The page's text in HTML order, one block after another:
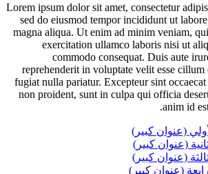
Lorem ipsum dolor sit amet, consectetur
sed do eiusmod tempor incididunt ut
magna aliqua. Ut enim ad minim veniam,
exercitation ullamco laboris nisi ut
commodo consequat. Duis aute
reprehenderit in voluptate velit esse cillum
fugiat nulla pariatur. Excepteur sint
non proident, sunt in culpa qui officia
anim id
(عنوان كبير)
(عنوان كبير)
(عنوان كبير)
(عنوان كبير)